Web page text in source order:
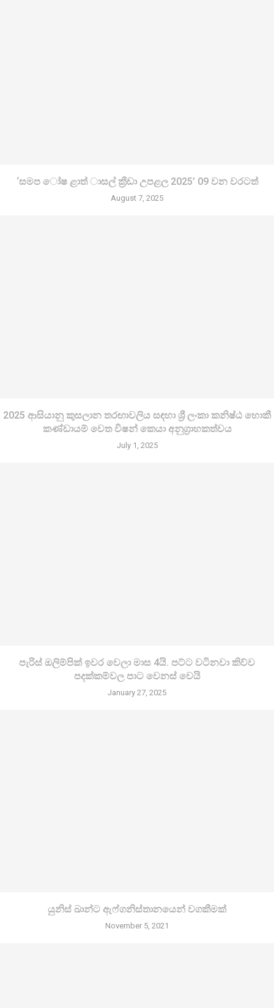
‘සමප ෝෂ ළාත් ාසල් ක්‍රීඩා උපළල 2025’ 09 වන වරටත්
August 7, 2025
2025 ආසියානු කුසලාන තරඟාවලිය සඳහා ශ්‍රී ලංකා කනිෂ්ඨ හොකී
කණ්ඩායම් වෙත විෂන් කෙයා අනුග්‍රාහකත්වය
July 1, 2025
පැරිස් ඔලිම්පික් ඉවර වෙලා මාස 4යි. පට්ට වටිනවා කිව්ව
පදක්කම්වල පාට වෙනස් වෙයි
January 27, 2025
යුනිස් ඛාන්ට ඇෆ්ගනිස්තානයෙන් වගකීමක්
November 5, 2021